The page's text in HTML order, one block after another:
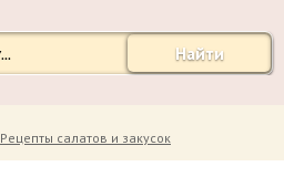
Найти
Рецепты салатов и закусок